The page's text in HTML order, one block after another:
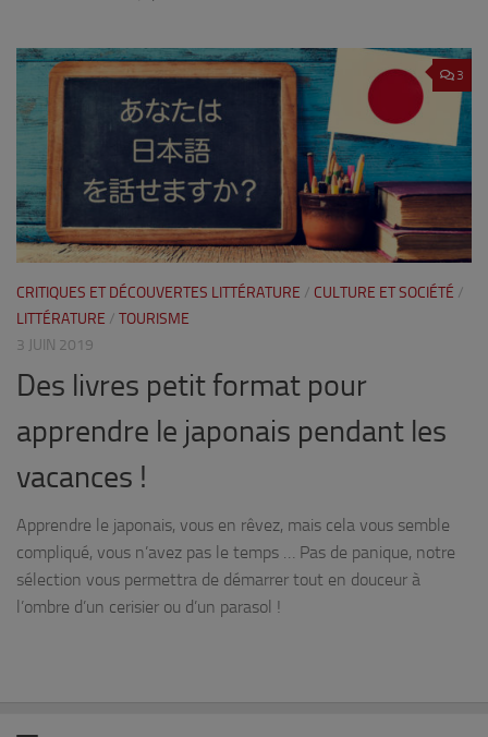
3
CRITIQUES ET DÉCOUVERTES LITTÉRATURE / CULTURE ET SOCIÉTÉ /
LITTÉRATURE / TOURISME
3 JUIN 2019
Des livres petit format pour
apprendre le japonais pendant les
vacances !
Apprendre le japonais, vous en rêvez, mais cela vous semble
compliqué, vous n’avez pas le temps … Pas de panique, notre
sélection vous permettra de démarrer tout en douceur à
l’ombre d’un cerisier ou d’un parasol !